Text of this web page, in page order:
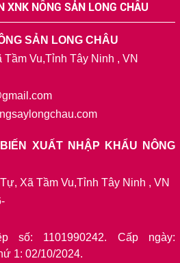
XNK NÔNG SẢN LONG CHÂU
SẢN LONG CHÂU
Vu,Tỉnh Tây Ninh , VN
XUẤT NHẬP KHẨU NÔNG
Xã Tầm Vu,Tỉnh Tây Ninh , VN
số: 1101990242. Cấp ngày:
1: 02/10/2024.